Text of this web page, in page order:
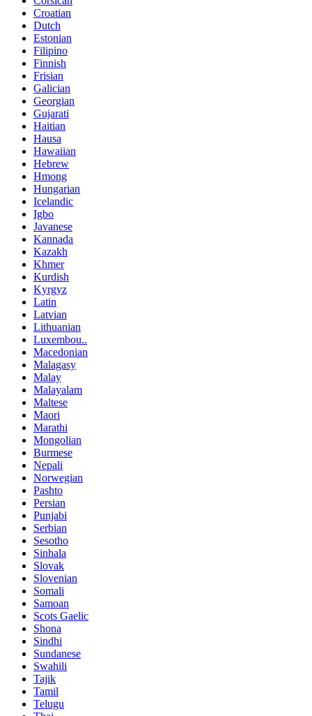
Croatian
Dutch
Estonian
Filipino
Finnish
Frisian
Galician
Georgian
Gujarati
Haitian
Hausa
Hawaiian
Hebrew
Hmong
Hungarian
Icelandic
Igbo
Javanese
Kannada
Kazakh
Khmer
Kurdish
Kyrgyz
Latin
Latvian
Lithuanian
Luxembou..
Macedonian
Malagasy
Malay
Malayalam
Maltese
Maori
Marathi
Mongolian
Burmese
Nepali
Norwegian
Pashto
Persian
Punjabi
Serbian
Sesotho
Sinhala
Slovak
Slovenian
Somali
Samoan
Scots Gaelic
Shona
Sindhi
Sundanese
Swahili
Tajik
Tamil
Telugu